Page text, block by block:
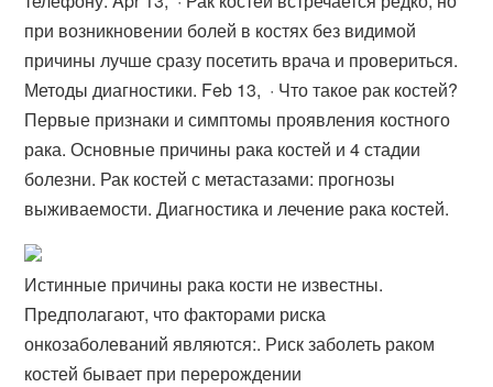
при возникновении болей в костях без видимой
причины лучше сразу посетить врача и провериться.
Методы диагностики. Feb 13, · Что такое рак костей?
Первые признаки и симптомы проявления костного
рака. Основные причины рака костей и 4 стадии
болезни. Рак костей с метастазами: прогнозы
выживаемости. Диагностика и лечение рака костей.
Истинные причины рака кости не известны.
Предполагают, что факторами риска
онкозаболеваний являются:. Риск заболеть раком
костей бывает при перерождении